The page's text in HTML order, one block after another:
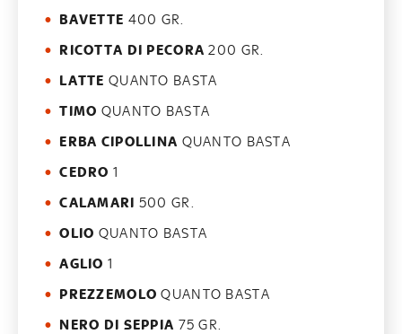
BAVETTE 400 GR.
RICOTTA DI PECORA 200 GR.
LATTE QUANTO BASTA
TIMO QUANTO BASTA
ERBA CIPOLLINA QUANTO BASTA
CEDRO 1
CALAMARI 500 GR.
OLIO QUANTO BASTA
AGLIO 1
PREZZEMOLO QUANTO BASTA
NERO DI SEPPIA 75 GR.